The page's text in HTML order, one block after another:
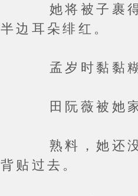
她将被子裹得严
半边耳朵绯红。
孟岁时黏黏糊糊
田阮薇被她家sE
熟料，她还没开
背贴过去。